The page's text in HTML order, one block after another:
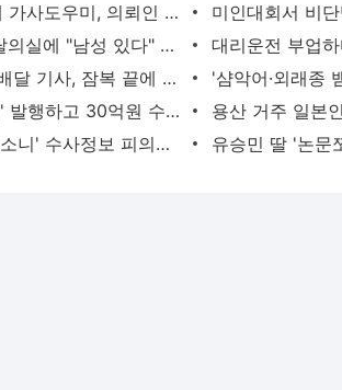
'당근'에서 구한 20대 가사도우미, 의뢰인 모친 유품 훔쳐가 | 연합뉴스
캐리비안 베이 여자탈의실에 "남성 있다" 신고 | 연합뉴스
신호위반 후 도주한 배달 기사, 잠복 끝에 잡고 보니 수배자 | 연합뉴스
2천억대 '깡통보증서' 발행하고 30억원 수수료 챙긴 유령보험사 | 연합뉴스
현직 경찰관 '음주 뺑소니' 수사정보 피의자 지인에 유출 의혹(종합) | 연합뉴스